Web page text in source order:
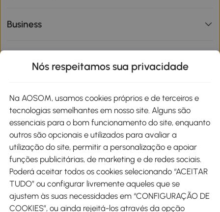
Business
Métodos de pagamento
Envio
Nós respeitamos sua privacidade
Na AOSOM, usamos cookies próprios e de terceiros e
tecnologias semelhantes em nosso site. Alguns são
essenciais para o bom funcionamento do site, enquanto
outros são opcionais e utilizados para avaliar a
utilização do site, permitir a personalização e apoiar
funções publicitárias, de marketing e de redes sociais.
Poderá aceitar todos os cookies selecionando “ACEITAR
TUDO” ou configurar livremente aqueles que se
ajustem às suas necessidades em “CONFIGURAÇÃO DE
COOKIES”, ou ainda rejeitá-los através da opção